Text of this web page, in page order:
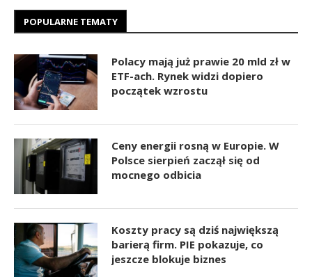
POPULARNE TEMATY
Polacy mają już prawie 20 mld zł w
ETF-ach. Rynek widzi dopiero
początek wzrostu
Ceny energii rosną w Europie. W
Polsce sierpień zaczął się od
mocnego odbicia
Koszty pracy są dziś największą
barierą firm. PIE pokazuje, co
jeszcze blokuje biznes